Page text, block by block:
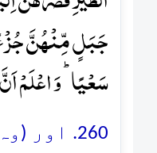
جَبَلٍ مِّنۡہُنَّ
سَعۡیًا ؕ وَ اعۡلَمۡ اَنَّ
260. اور